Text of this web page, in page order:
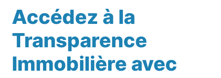
Accédez à la
Transparence
Immobilière avec